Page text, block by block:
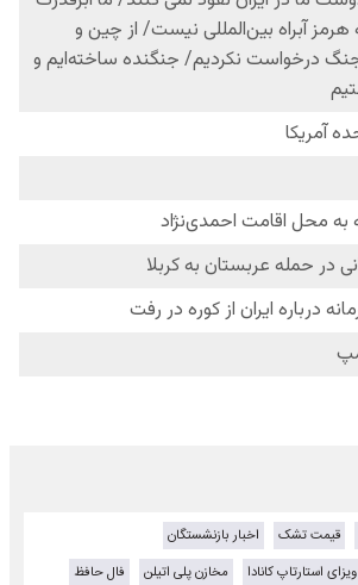
قیمت تشک
اخبار بازنشستگان
ویزای استارتاپ کانادا مخازن پلی اتیلن
فال حافظ